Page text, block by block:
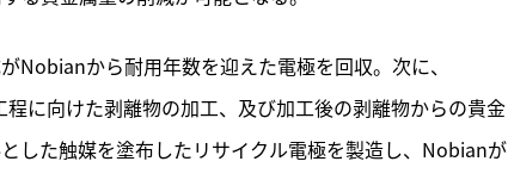
から耐用年数を迎えた電極を回収。次に、
に向けた剥離物の加工、及び加工後の剥離物からの貴金
した触媒を塗布したリサイクル電極を製造し、Nobianが